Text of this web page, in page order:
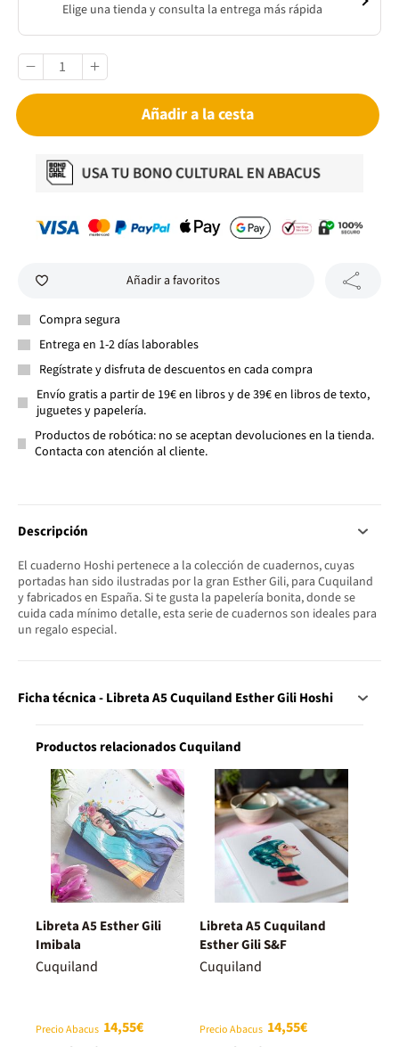
Elige una tienda y consulta la entrega más rápida
Añadir a la cesta
Añadir a favoritos
Compra segura
Entrega en 1-2 días laborables
Regístrate y disfruta de descuentos en cada compra
Envío gratis a partir de 19€ en libros y de 39€ en libros de texto,
juguetes y papelería.
Productos de robótica: no se aceptan devoluciones en la tienda.
Contacta con atención al cliente.
Descripción
El cuaderno Hoshi pertenece a la colección de cuadernos, cuyas
portadas han sido ilustradas por la gran Esther Gili, para Cuquiland
y fabricados en España. Si te gusta la papelería bonita, donde se
cuida cada mínimo detalle, esta serie de cuadernos son ideales para
un regalo especial.
Ficha técnica - Libreta A5 Cuquiland Esther Gili Hoshi
Productos relacionados Cuquiland
Libreta A5 Esther Gili
Imibala
Cuquiland
Precio Abacus 14,55€
Libreta A5 Cuquiland
Esther Gili S&F
Cuquiland
Precio Abacus 14,55€